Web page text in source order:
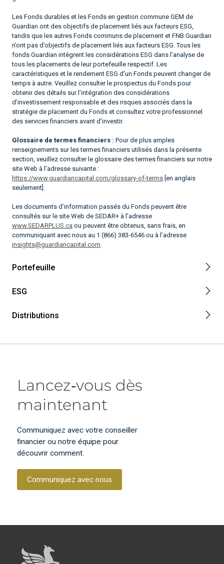
Les Fonds durables et les Fonds en gestion commune GEM de
Guardian ont des objectifs de placement liés aux facteurs ESG,
tandis que les autres Fonds communs de placement et FNB Guardian
n’ont pas d’objectifs de placement liés aux facteurs ESG. Tous les
fonds Guardian intègrent les considérations ESG dans l’analyse de
tous les placements de leur portefeuille respectif. Les
caractéristiques et le rendement ESG d’un Fonds peuvent changer de
temps à autre. Veuillez consulter le prospectus du Fonds pour
obtenir des détails sur l’intégration des considérations
d’investissement responsable et des risques associés dans la
stratégie de placement du Fonds et consultez votre professionnel
des services financiers avant d’investir.
Glossaire de termes financiers : Pour de plus amples
renseignements sur les termes financiers utilisés dans la présente
section, veuillez consulter le glossaire des termes financiers sur notre
site Web à l’adresse suivante :
https://www.guardiancapital.com/glossary-of-terms [en anglais
seulement].
Les documents d’information passés du Fonds peuvent être
consultés sur le site Web de SEDAR+ à l’adresse
www.SEDARPLUS.ca ou peuvent être obtenus, sans frais, en
communiquant avec nous au 1 (866) 383-6546 ou à l’adresse
insights@guardiancapital.com
Portefeuille
ESG
Distributions
Lancez‑vous dès
maintenant
Communiquez avec votre conseiller
financier ou notre équipe pour
découvrir comment.
Communiquez avec nous